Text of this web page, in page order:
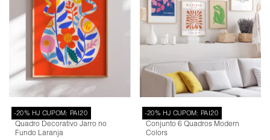
-20% HJ CUPOM: PAI20
Quadro Decorativo Jarro no
Fundo Laranja
-20% HJ CUPOM: PAI20
Conjunto 6 Quadros Modern
Colors